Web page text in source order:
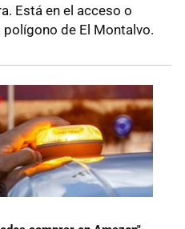
Está en el acceso o
de El Montalvo.